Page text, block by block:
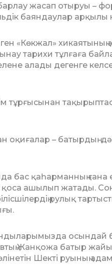
жасап отыруы –
баяндаулар арқылы
«Көкжал» хикаятының
тарихи тұлғаға
ала­ды дегенге
тұр­ғысынан
оқиғалар – батырдың
бас қаһарманның ғана
ашылып жатады.
рулық
осындай
Жанқожа батыр
Шекті руы­ның